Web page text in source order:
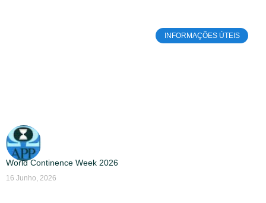
INFORMAÇÕES ÚTEIS
World Continence Week 2026
16 Junho, 2026